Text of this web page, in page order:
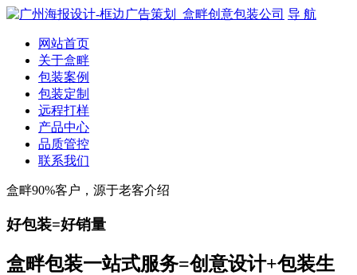
导 航
网站首页
关于盒畔
包装案例
包装定制
远程打样
产品中心
品质管控
联系我们
盒畔90%客户，源于老客介绍
好包装=好销量
盒畔包装一站式服务=创意设计+包装生